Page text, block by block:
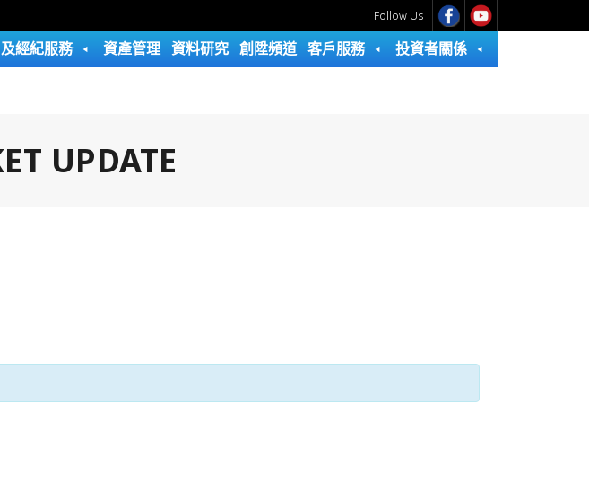
Follow Us
經紀服務 資產管理 資料研究 創陞頻道 客戶服務 投資者關係
UPDATE